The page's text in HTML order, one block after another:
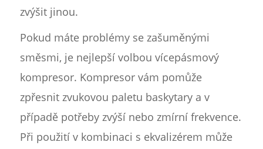
zvýšit jinou.
Pokud máte problémy se zašuměnými
směsmi, je nejlepší volbou vícepásmový
kompresor. Kompresor vám pomůže
zpřesnit zvukovou paletu baskytary a v
případě potřeby zvýší nebo zmírní frekvence.
Při použití v kombinaci s ekvalizérem může